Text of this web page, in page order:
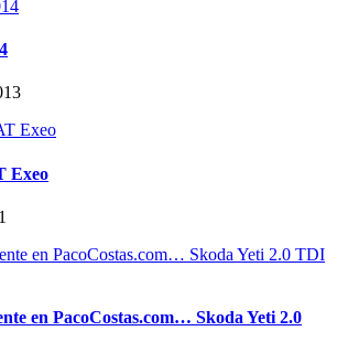
Exeo
en PacoCostas.com… Skoda Yeti 2.0